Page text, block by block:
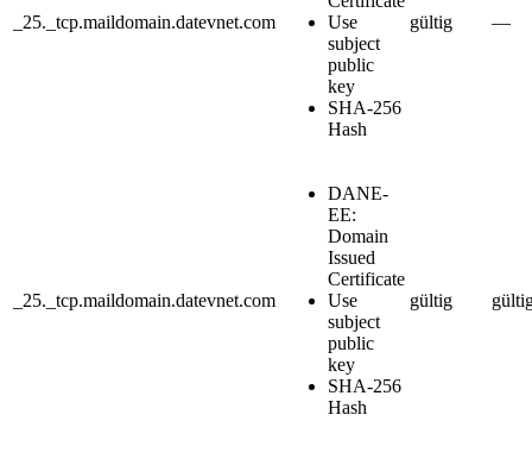
_25._tcp.maildomain.datevnet.com
Use
subject
public
key
SHA-256
Hash
gültig —
_25._tcp.maildomain.datevnet.com
DANE-
EE:
Domain
Issued
Certificate
Use
subject
public
key
SHA-256
Hash
gültig